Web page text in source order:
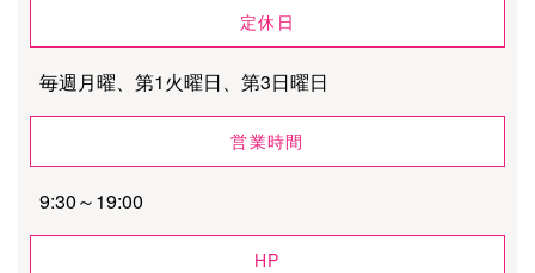
定休日
毎週月曜、第1火曜日、第3日曜日
営業時間
9:30～19:00
HP